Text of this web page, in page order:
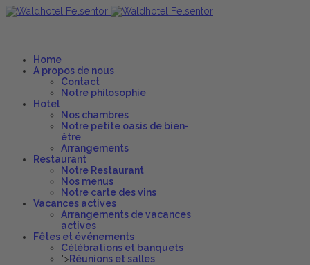
Home
A propos de nous
Contact
Notre philosophie
Hotel
Nos chambres
Notre petite oasis de bien-
être
Arrangements
Restaurant
Notre Restaurant
Nos menus
Notre carte des vins
Vacances actives
Arrangements de vacances
actives
Fêtes et événements
Célébrations et banquets
">Réunions et salles